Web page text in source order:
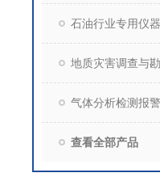
石油行业专用仪器
地质灾害调查与
气体分析检测报
查看全部产品